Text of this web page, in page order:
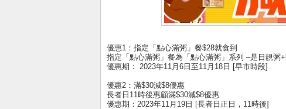
優惠1：指定「點心滿粥」餐$28就食到
指定「點心滿粥」餐為「點心滿粥」系列 –是日靚
優惠期： 2023年11月6日至11月18日 [早市時段]
優惠2：滿$30減$8優惠
長者日11時後惠顧滿$30減$8優惠
優惠期：2023年11月19日 [長者日正日，11時後]